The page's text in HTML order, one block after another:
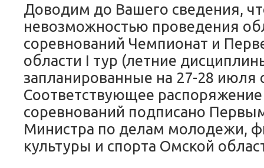
Доводим до Вашего сведения,
невозможностью проведения
соревнований Чемпионат и
области I тур (летние
запланированные на 27-28 июля
Соответствующее
соревнований подписано
Министра по делам молодежи,
культуры и спорта Омской